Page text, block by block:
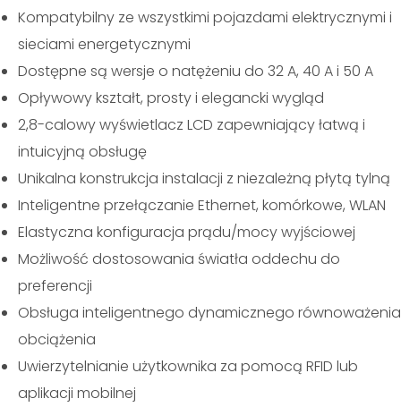
Kompatybilny ze wszystkimi pojazdami elektrycznymi i
sieciami energetycznymi
Dostępne są wersje o natężeniu do 32 A, 40 A i 50 A
Opływowy kształt, prosty i elegancki wygląd
2,8-calowy wyświetlacz LCD zapewniający łatwą i
intuicyjną obsługę
Unikalna konstrukcja instalacji z niezależną płytą tylną
Inteligentne przełączanie Ethernet, komórkowe, WLAN
Elastyczna konfiguracja prądu/mocy wyjściowej
Możliwość dostosowania światła oddechu do
preferencji
Obsługa inteligentnego dynamicznego równoważenia
obciążenia
Uwierzytelnianie użytkownika za pomocą RFID lub
aplikacji mobilnej